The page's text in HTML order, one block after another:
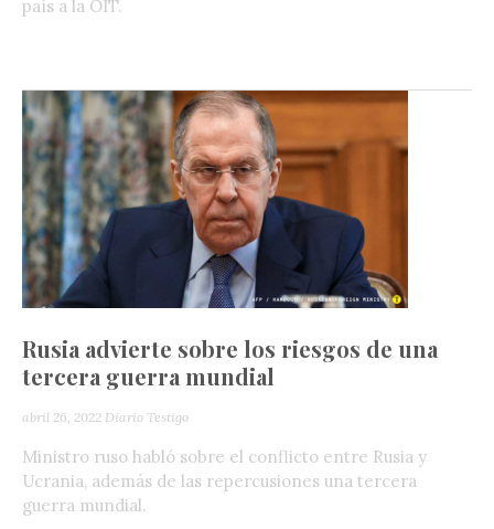
país a la OIT.
Rusia advierte sobre los riesgos de una
tercera guerra mundial
abril 26, 2022 Diario Testigo
Ministro ruso habló sobre el conflicto entre Rusia y
Ucrania, además de las repercusiones una tercera
guerra mundial.